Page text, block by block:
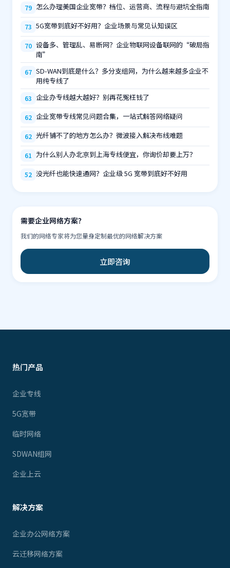
79 怎么办理美国企业宽带？档位、运营商、流程与避坑全指南
73 5G宽带到底好不好用？企业场景与常见认知误区
70 设备多、管理乱、易断网？企业物联网设备联网的“破局指
南”
67 SD-WAN到底是什么？多分支组网，为什么越来越多企业不
用纯专线了
63 企业办专线越大越好？别再花冤枉钱了
62 企业宽带专线常见问题合集，一站式解答网络疑问
62 光纤铺不了的地方怎么办？微波接入解决布线难题
61 为什么别人办北京到上海专线便宜，你询价却要上万？
52 没光纤也能快速通网？企业级 5G 宽带到底好不好用
需要企业网络方案？
我们的网络专家将为您量身定制最优的网络解决方案
立即咨询
热门产品
企业专线
5G宽带
临时网络
SDWAN组网
企业上云
解决方案
企业办公网络方案
云迁移网络方案